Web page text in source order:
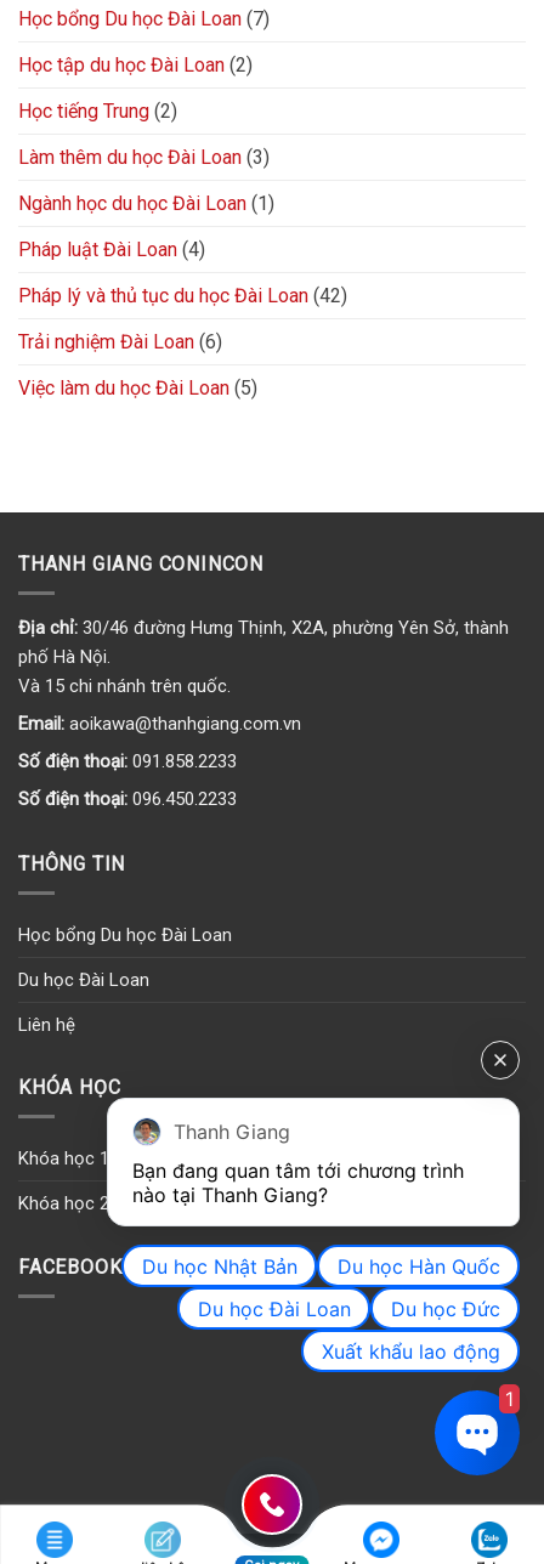
Học bổng Du học Đài Loan (7)
Học tập du học Đài Loan (2)
Học tiếng Trung (2)
Làm thêm du học Đài Loan (3)
Ngành học du học Đài Loan (1)
Pháp luật Đài Loan (4)
Pháp lý và thủ tục du học Đài Loan (42)
Trải nghiệm Đài Loan (6)
Việc làm du học Đài Loan (5)
THANH GIANG CONINCON
Địa chỉ: 30/46 đường Hưng Thịnh, X2A, phường Yên Sở, thành
phố Hà Nội.
Và 15 chi nhánh trên quốc.
Email: aoikawa@thanhgiang.com.vn
Số điện thoại: 091.858.2233
Số điện thoại: 096.450.2233
THÔNG TIN
Học bổng Du học Đài Loan
Du học Đài Loan
Liên hệ
KHÓA HỌC
Khóa học 1
Khóa học 2
FACEBOOK
Thanh Giang
Bạn đang quan tâm tới chương trình
nào tại Thanh Giang?
Du học Nhật Bản
Du học Hàn Quốc
Du học Đài Loan
Du học Đức
Xuất khẩu lao động
1